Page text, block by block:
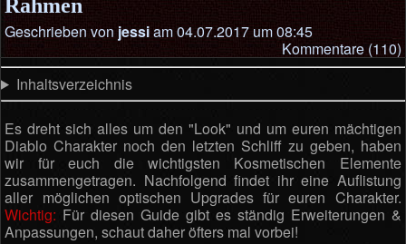
Rahmen
Geschrieben von jessiam 04.07.2017 um 08:45
Kommentare (110)
Inhaltsverzeichnis
Es dreht sich alles um den "Look" und um euren mächtigen
Diablo Charakter noch den letzten Schliff zu geben, haben
wir für euch die wichtigsten Kosmetischen Elemente
zusammengetragen. Nachfolgend findet ihr eine Auflistung
aller möglichen optischen Upgrades für euren Charakter.
Wichtig: Für diesen Guide gibt es ständig Erweiterungen &
Anpassungen, schaut daher öfters mal vorbei!